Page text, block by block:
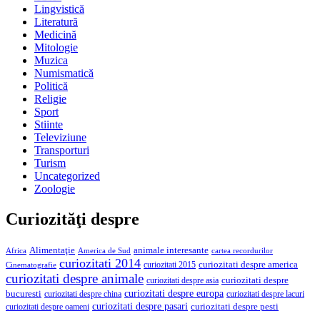
Lingvistică
Literatură
Medicină
Mitologie
Muzica
Numismatică
Politică
Religie
Sport
Stiinte
Televiziune
Transporturi
Turism
Uncategorized
Zoologie
Curiozităţi despre
Africa Alimentaţie America de Sud animale interesante cartea recordurilor
Cinematografie curiozitati 2014 curiozitati 2015 curiozitati despre america
curiozitati despre animale curiozitati despre asia curiozitati despre
bucuresti curiozitati despre china curiozitati despre europa curiozitati despre lacuri
curiozitati despre oameni curiozitati despre pasari curiozitati despre pesti